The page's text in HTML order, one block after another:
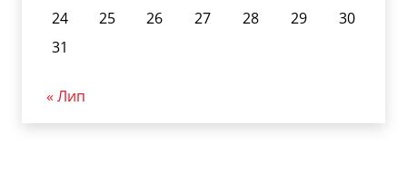
24
25 26 27 28 29
30
31
« Лип